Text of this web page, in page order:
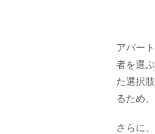
アパー
者を選
た選択
るため
さらに